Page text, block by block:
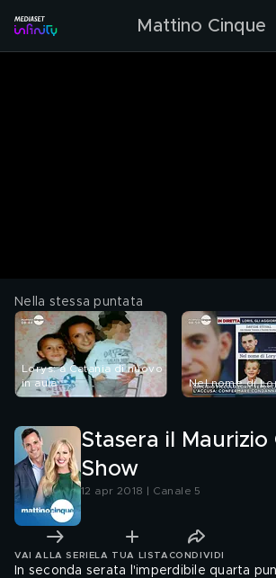
Mattino Cinque
Nella stessa puntata
Lorys: a Catania di nuovo
in aula
Nel nome di
Stasera il Maurizio
Show
12 apr 2018 | Canale 5
VAI ALLA SERIE LA TUA LISTA CONDIVIDI
In seconda serata l'imperdibile quarta